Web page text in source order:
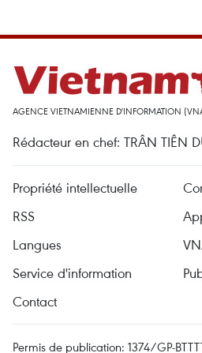
AGENCE VIETNAMIENNE D'INFORMATION
Rédacteur en chef: TRÂN TIÊN
Propriété intellectuelle
RSS
Langues
Service d'information
Contact
Permis de publication: 1374/GP-